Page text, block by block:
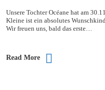
Unsere Tochter Océane hat am
Kleine ist ein absolutes
Wir freuen uns, bald das erste…
Read More